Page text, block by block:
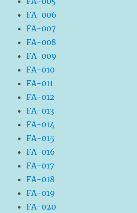
FA-006
FA-007
FA-008
FA-009
FA-010
FA-011
FA-012
FA-013
FA-014
FA-015
FA-016
FA-017
FA-018
FA-019
FA-020